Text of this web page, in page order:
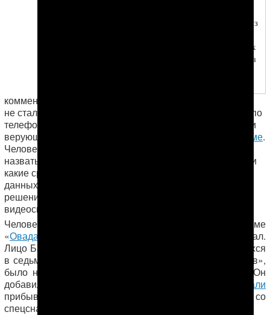
K/11 приехала комиссия из
пересекались с заключенными, последних
держали в загоне под открытым небом на
комментариями, однако там никто отвечать на вопросы
не стал. В областном суде Туркменабада «Форуму 18» по
телефону заявили, что суд над Б. Сапаровым и другими
верующими-мусульманами проходил
в закрытом режиме.
Человек, ответивший на телефонный звонок, отказался
назвать число подсудимых, а также в чем их обвиняли и
какие сроки дали, сославшись на секретность этих
данных. По информации источника «Форума 18»,
решение диктовалось из
видеосвязи, установленной во время слушания.
Человек, видевший Бахрама Сапарова в тюрьме
«Овадан-Депе
» в 2014 году последним, едва его узнал.
Лицо Бахрама, как и лица других людей, содержавшихся
в седьмом и восьмом блоках тюрьмы для «ваххабитов»,
было неузнаваемым, сказал источник «Форума 18». Он
добавил, что заключенных
еженедельно избивали
прибывавшие из Ашхабада офицеры в шлемах и со
спецснаряжением.